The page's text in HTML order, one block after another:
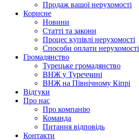
Продаж вашої нерухомості
Корисне
Новини
Статті та закони
Процес купівлі нерухомості
Способи оплати нерухомості
Громадянство
Турецьке громадянство
ВНЖ у Туреччині
ВНЖ на Північному Кіпрі
Відгуки
Про нас
Про компанію
Команда
Питання відповідь
Контакти